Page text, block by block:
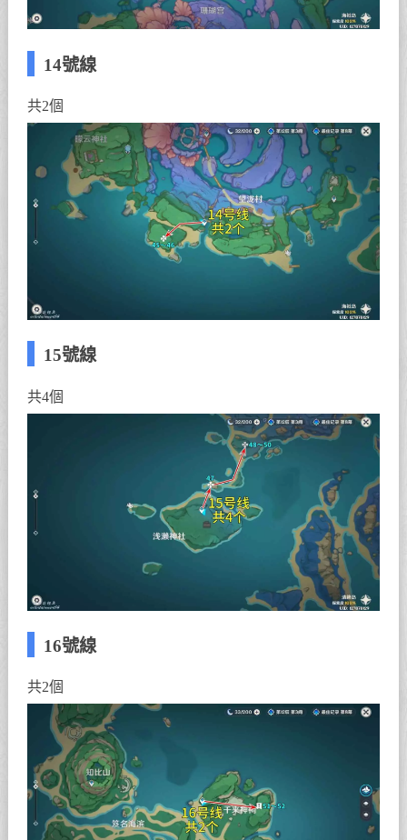
14號線
共2個
15號線
共4個
16號線
共2個